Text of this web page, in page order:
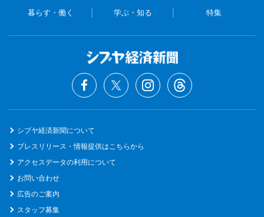
暮らす・働く 学ぶ・知る 特集
シブヤ経済新聞について
プレスリリース・情報提供はこちらから
アクセスデータの利用について
お問い合わせ
広告のご案内
スタッフ募集